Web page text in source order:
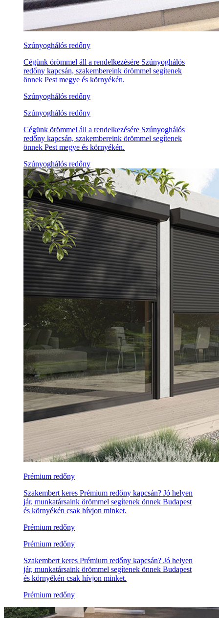
Szúnyoghálós redőny
Cégünk örömmel áll a rendelkezésére Szúnyoghálós
redőny kapcsán, szakembereink örömmel segítenek
önnek Pest megye és környékén.
Szúnyoghálós redőny
Szúnyoghálós redőny
Cégünk örömmel áll a rendelkezésére Szúnyoghálós
redőny kapcsán, szakembereink örömmel segítenek
önnek Pest megye és környékén.
Szúnyoghálós redőny
Prémium redőny
Szakembert keres Prémium redőny kapcsán? Jó helyen
jár, munkatársaink örömmel segítenek önnek Budapest
és környékén csak hívjon minket.
Prémium redőny
Prémium redőny
Szakembert keres Prémium redőny kapcsán? Jó helyen
jár, munkatársaink örömmel segítenek önnek Budapest
és környékén csak hívjon minket.
Prémium redőny